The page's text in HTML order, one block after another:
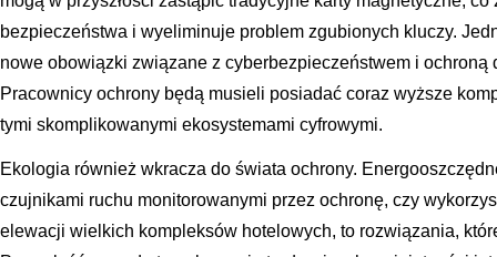
bezpieczeństwa i wyeliminuje problem zgubionych kluczy.
nowe obowiązki związane z cyberbezpieczeństwem i ochroną
Pracownicy ochrony będą musieli posiadać coraz wyższe
tymi skomplikowanymi ekosystemami cyfrowymi.
Ekologia również wkracza do świata ochrony.
czujnikami ruchu monitorowanymi przez ochronę, czy
elewacji wielkich kompleksów hotelowych, to rozwiązania,